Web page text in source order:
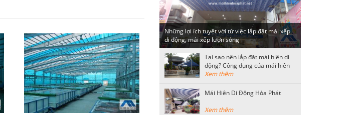
Những lợi ích tuyệt vời từ việc lắp đặt mái xếp
di động, mái xếp lượn sóng
Tại sao nên lắp đặt mái hiên di
động? Công dụng của mái hiên
di động
Xem thêm
Mái Hiên Di Động Hòa Phát
Xem thêm